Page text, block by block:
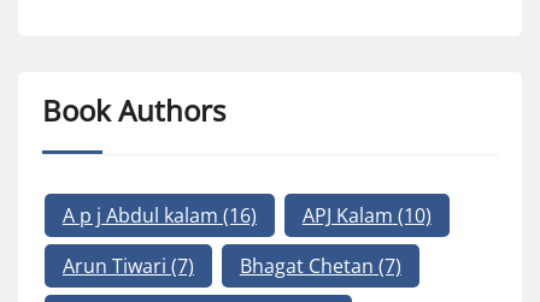
Book Authors
A p j Abdul kalam (16) APJ Kalam (10)
Arun Tiwari (7) Bhagat Chetan (7)